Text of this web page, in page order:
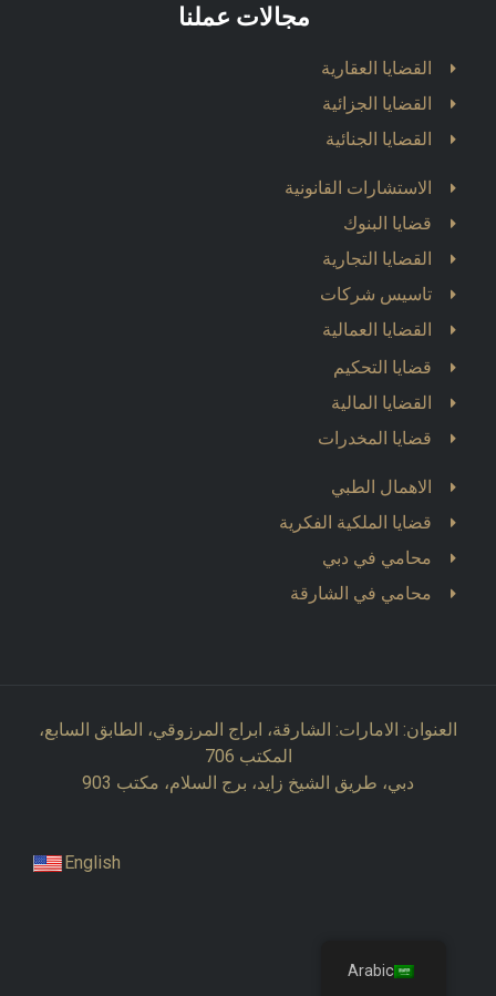
مجالات عملنا
القضايا العقارية
القضايا الجزائية
القضايا الجنائية
الاستشارات القانونية
قضايا البنوك
القضايا التجارية
تاسيس شركات
القضايا العمالية
قضايا التحكيم
القضايا المالية
قضايا المخدرات
الاهمال الطبي
قضايا الملكية الفكرية
محامي في دبي
محامي في الشارقة
العنوان: الامارات: الشارقة، ابراج المرزوقي، الطابق السابع،
المكتب 706
دبي، طريق الشيخ زايد، برج السلام، مكتب 903
English
Arabic